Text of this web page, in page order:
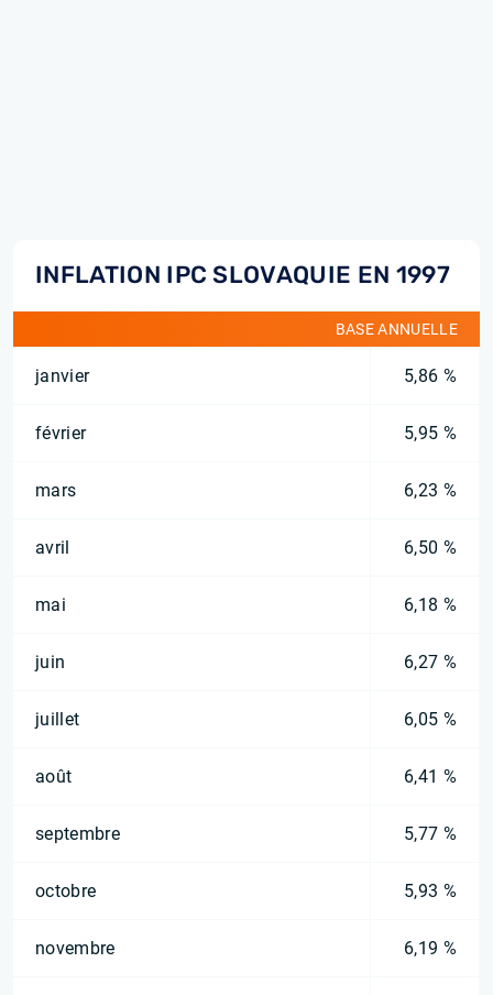
INFLATION IPC SLOVAQUIE EN 1997
BASE ANNUELLE
janvier 5,86 %
février 5,95 %
mars 6,23 %
avril 6,50 %
mai 6,18 %
juin 6,27 %
juillet 6,05 %
août 6,41 %
septembre 5,77 %
octobre 5,93 %
novembre 6,19 %